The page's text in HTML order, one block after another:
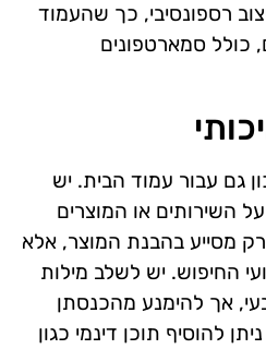
רספונסיבי, כך שהעמוד
כולל סמארטפונים
גם עבור עמוד הבית. יש
השירותים או המוצרים
רק מסייע בהבנת המוצר, אלא
החיפוש. יש לשלב מילות
אך להימנע מהכנסתן
להוסיף תוכן דינמי כגון